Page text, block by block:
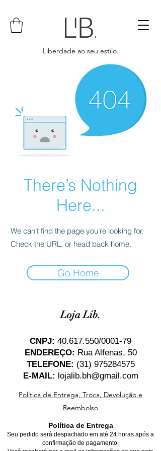
Liberdade ao seu estilo.
There’s Nothing
Here...
We can’t find the page you’re looking for.
Check the URL, or head back home.
Go Home
Loja Lib.
CNPJ: 40.617.550/0001-79
ENDEREÇO: Rua Alfenas, 50
TELEFONE: (31) 975284575
E-MAIL: lojalib.bh@gmail.com
Política de Entrega, Troca, Devolução e
Reembolso
Política de Entrega
Seu pedido será despachado em até 24 horas após a
confirmação de pagamento.